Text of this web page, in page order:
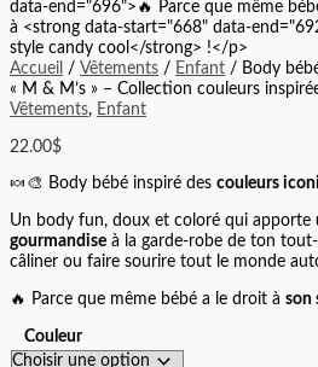
Accueil / Vêtements / Enfant / Body
« M & M’s » – Collection couleurs
Vêtements, Enfant
22.00$
🍬🎨 Body bébé inspiré des couleurs
Un body fun, doux et coloré qui apporte
gourmandise à la garde‑robe de ton
câliner ou faire sourire tout le monde
🔥 Parce que même bébé a le droit à son
Couleur